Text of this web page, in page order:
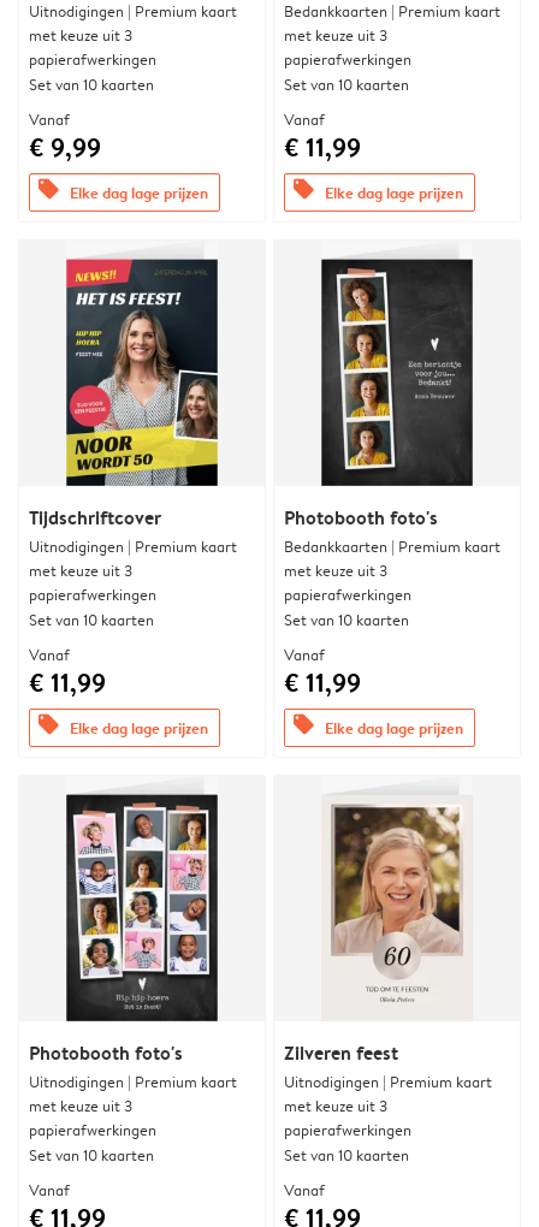
Uitnodigingen | Premium kaart
met keuze uit 3
papierafwerkingen
Set van 10 kaarten
Vanaf
€ 9,99
offers Elke dag lage prijzen
Bedankkaarten | Premium kaart
met keuze uit 3
papierafwerkingen
Set van 10 kaarten
Vanaf
€ 11,99
offers Elke dag lage prijzen
Tijdschriftcover
Uitnodigingen | Premium kaart
met keuze uit 3
papierafwerkingen
Set van 10 kaarten
Vanaf
€ 11,99
offers Elke dag lage prijzen
Photobooth foto's
Bedankkaarten | Premium kaart
met keuze uit 3
papierafwerkingen
Set van 10 kaarten
Vanaf
€ 11,99
offers Elke dag lage prijzen
Photobooth foto's
Uitnodigingen | Premium kaart
met keuze uit 3
papierafwerkingen
Set van 10 kaarten
Vanaf
€ 11,99
Zilveren feest
Uitnodigingen | Premium kaart
met keuze uit 3
papierafwerkingen
Set van 10 kaarten
Vanaf
€ 11,99